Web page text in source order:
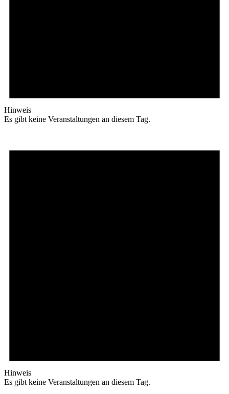
Hinweis
Es gibt keine Veranstaltungen an diesem Tag.
Hinweis
Es gibt keine Veranstaltungen an diesem Tag.